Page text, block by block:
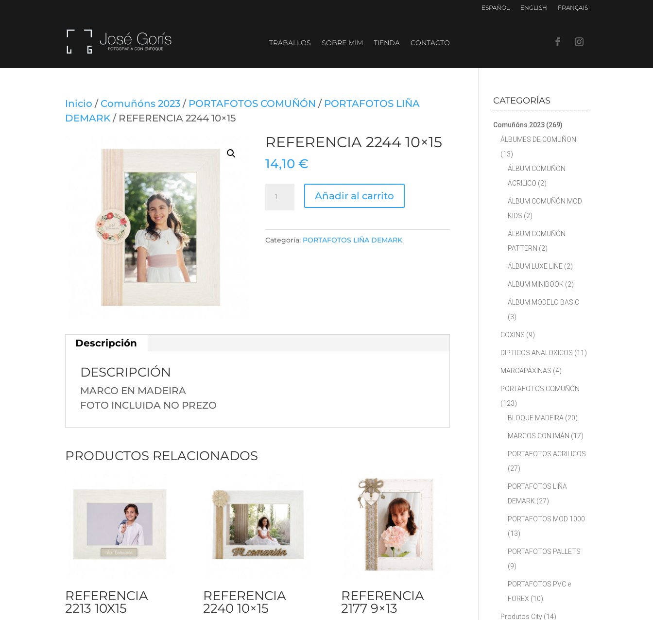
ESPAÑOL ENGLISH FRANÇAIS
TRABALLOS SOBRE MIM TIENDA CONTACTO
Inicio / Comuñóns 2023 / PORTAFOTOS COMUÑÓN / PORTAFOTOS LIÑA
DEMARK / REFERENCIA 2244 10×15
REFERENCIA 2244 10×15
14,10€
REFERENCIAAñadir al carrito
Categoría: PORTAFOTOS LIÑA DEMARK
Descripción
DESCRIPCIÓN
MARCO EN MADEIRA
FOTO INCLUIDA NO PREZO
PRODUCTOS RELACIONADOS
REFERENCIA
2213 10X15
REFERENCIA
2240 10×15
REFERENCIA
2177 9×13
CATEGORÍAS
Comuñóns 2023 (269)
ÁLBUMES DE COMUÑON
(13)
ÁLBUM COMUÑÓN
ACRILICO (2)
ÁLBUM COMUÑÓN MOD
KIDS (2)
ÁLBUM COMUÑÓN
PATTERN (2)
ÁLBUM LUXE LINE (2)
ALBUM MINIBOOK (2)
ÁLBUM MODELO BASIC
(3)
COXINS (9)
DIPTICOS ANALOXICOS (11)
MARCAPÁXINAS (4)
PORTAFOTOS COMUÑÓN
(123)
BLOQUE MADEIRA (20)
MARCOS CON IMÁN (17)
PORTAFOTOS ACRILICOS
(27)
PORTAFOTOS LIÑA
DEMARK (27)
PORTAFOTOS MOD 1000
(13)
PORTAFOTOS PALLETS
(9)
PORTAFOTOS PVC e
FOREX (10)
Produtos City (14)